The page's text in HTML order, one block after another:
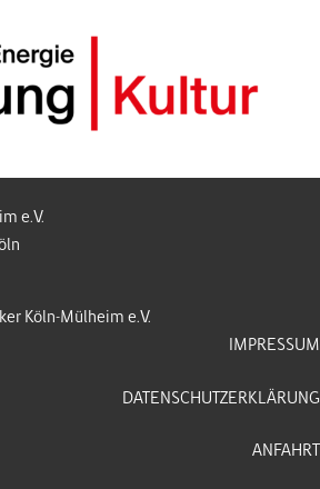
e.V.
Köln-Mülheim e.V.
IMPRESSUM
DATENSCHUTZERKLÄRUNG
ANFAHRT